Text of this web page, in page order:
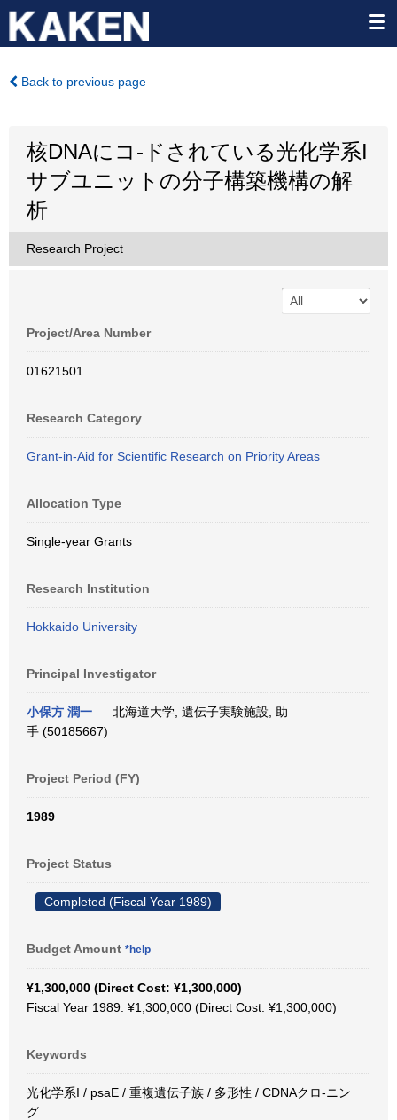
Back to previous page
核DNAにコ-ドされている光化学系I
サブユニットの分子構築機構の解
析
Research Project
Project/Area Number
01621501
Research Category
Grant-in-Aid for Scientific Research on Priority Areas
Allocation Type
Single-year Grants
Research Institution
Hokkaido University
Principal Investigator
小保方 潤一
北海道大学, 遺伝子実験施設, 助
手 (50185667)
Project Period (FY)
1989
Project Status
Completed (Fiscal Year 1989)
Budget Amount *help
¥1,300,000 (Direct Cost: ¥1,300,000)
Fiscal Year 1989: ¥1,300,000 (Direct Cost: ¥1,300,000)
Keywords
光化学系I / psaE / 重複遺伝子族 / 多形性 / CDNAクロ-ニン
グ